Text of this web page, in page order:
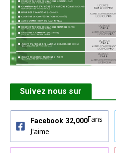
Suivez nous sur
Facebook 32,000Fans
J'aime